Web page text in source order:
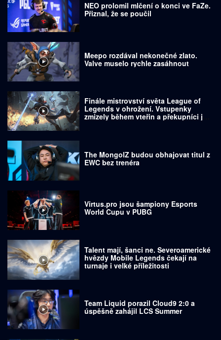
NEO prolomil mlčení o konci ve FaZe.
Přiznal, že se poučil
Meepo rozdával nekonečné zlato.
Valve muselo rychle zasáhnout
Finále mistrovství světa League of
Legends v ohrožení. Vstupenky
zmizely během vteřin a překupníci je
The MongolZ budou obhajovat titul z
EWC bez trenéra
Virtus.pro jsou šampiony Esports
World Cupu v PUBG
Talent mají, šanci ne. Severoamerické
hvězdy Mobile Legends čekají na
turnaje i velké příležitosti
Team Liquid porazil Cloud9 2:0 a
úspěšně zahájil LCS Summer